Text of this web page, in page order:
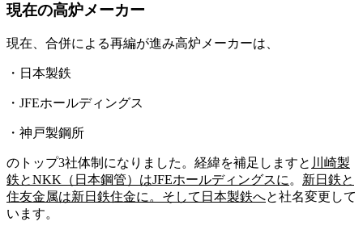
現在の高炉メーカー
現在、合併による再編が進み高炉メーカーは、
・日本製鉄
・JFEホールディングス
・神戸製鋼所
のトップ3社体制になりました。経緯を補足しますと 川崎製
鉄とNKK（日本鋼管）はJFEホールディングスに。 新日鉄と
住友金属は新日鉄住金に。そして 日本製鉄へと社名変更して
います。